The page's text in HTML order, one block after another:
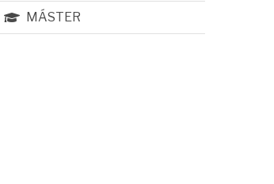
MÁSTER